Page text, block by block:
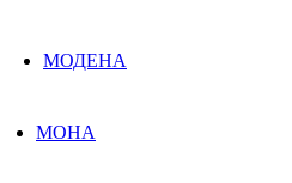
МОДЕНА
МОНА